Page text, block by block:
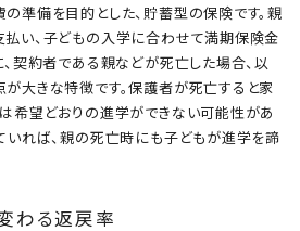
準備を目的とした、貯蓄型の保険です。親
い、子どもの入学に合わせて満期保険金
、契約者である親などが死亡した場合、以
大きな特徴です。保護者が死亡すると家
希望どおりの進学ができない可能性があ
いれば、親の死亡時にも子どもが進学を諦
わる返戻率